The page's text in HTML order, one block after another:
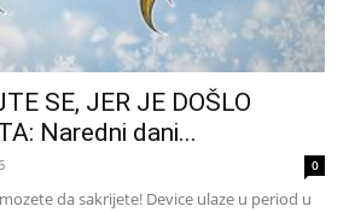
SE, JER JE DOŠLO
Naredni dani...
0
da sakrijete! Device ulaze u period u